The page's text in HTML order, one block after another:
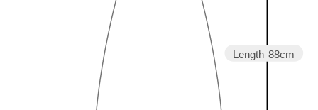
Length 88cm